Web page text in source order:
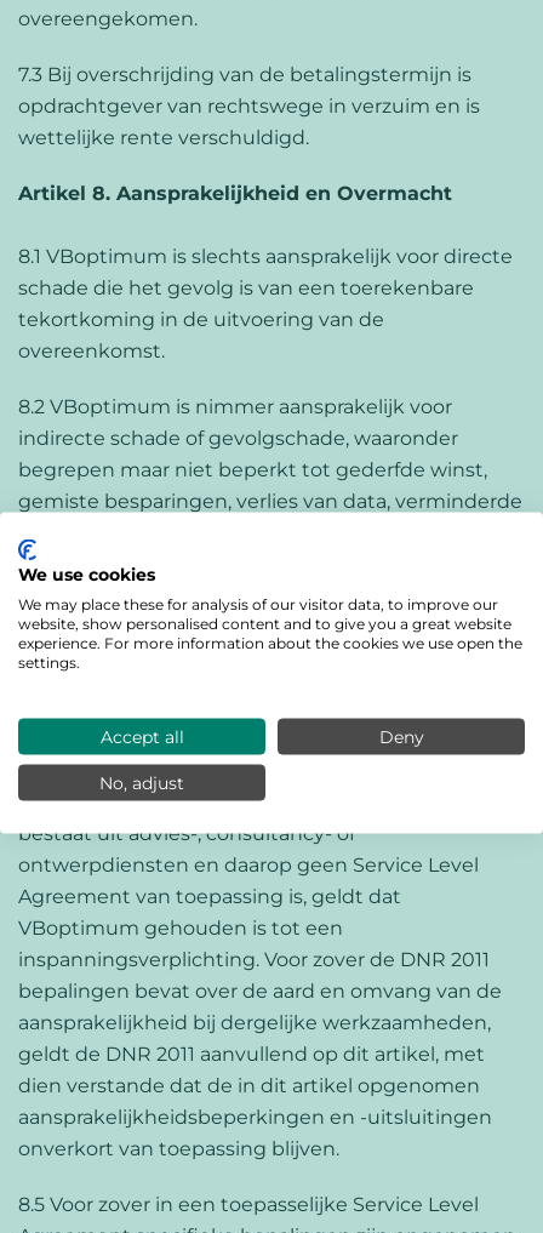
overeengekomen.
7.3 Bij overschrijding van de betalingstermijn is
opdrachtgever van rechtswege in verzuim en is
wettelijke rente verschuldigd.
Artikel 8. Aansprakelijkheid en Overmacht
8.1 VBoptimum is slechts aansprakelijk voor directe
schade die het gevolg is van een toerekenbare
tekortkoming in de uitvoering van de
overeenkomst.
8.2 VBoptimum is nimmer aansprakelijk voor
indirecte schade of gevolgschade, waaronder
begrepen maar niet beperkt tot gederfde winst,
gemiste besparingen, verlies van data, verminderde
verminderde energieprestaties of schade als gevolg
van (gedeeltelijke) uitval van installaties.
8.3 De aansprakelijkheid van VBoptimum is beperkt
met een maximum van € 10.000 per gebeurtenis of
reeks van gebeurtenissen met dezelfde oorzaak.
8.4 Voor zover de dienstverlening van VBoptimum
bestaat uit advies-, consultancy- of
ontwerpdiensten en daarop geen Service Level
Agreement van toepassing is, geldt dat
VBoptimum gehouden is tot een
inspanningsverplichting. Voor zover de DNR 2011
bepalingen bevat over de aard en omvang van de
aansprakelijkheid bij dergelijke werkzaamheden,
geldt de DNR 2011 aanvullend op dit artikel, met
dien verstande dat de in dit artikel opgenomen
aansprakelijkheidsbeperkingen en -uitsluitingen
onverkort van toepassing blijven.
8.5 Voor zover in een toepasselijke Service Level
We use cookies
We may place these for analysis of our visitor data, to improve our
website, show personalised content and to give you a great website
experience. For more information about the cookies we use open the
settings.
Accept all Deny
No, adjust